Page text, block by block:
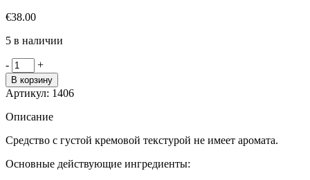
€38.00
5 в наличии
- Количество
товара
Round
Lab
1025
увлажняющий
с
+
В корзину
Артикул: 1406
Описание
Средство с густой кремовой текстурой не имеет аромата.
Основные действующие ингредиенты: